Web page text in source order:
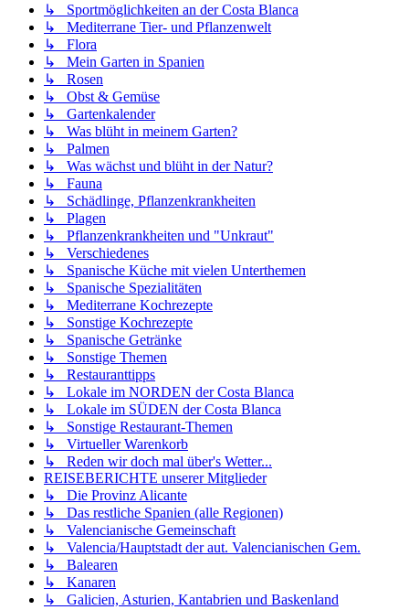
↳ Sportmöglichkeiten an der Costa Blanca
↳ Mediterrane Tier- und Pflanzenwelt
↳ Flora
↳ Mein Garten in Spanien
↳ Rosen
↳ Obst & Gemüse
↳ Gartenkalender
↳ Was blüht in meinem Garten?
↳ Palmen
↳ Was wächst und blüht in der Natur?
↳ Fauna
↳ Schädlinge, Pflanzenkrankheiten
↳ Plagen
↳ Pflanzenkrankheiten und "Unkraut"
↳ Verschiedenes
↳ Spanische Küche mit vielen Unterthemen
↳ Spanische Spezialitäten
↳ Mediterrane Kochrezepte
↳ Sonstige Kochrezepte
↳ Spanische Getränke
↳ Sonstige Themen
↳ Restauranttipps
↳ Lokale im NORDEN der Costa Blanca
↳ Lokale im SÜDEN der Costa Blanca
↳ Sonstige Restaurant-Themen
↳ Virtueller Warenkorb
↳ Reden wir doch mal über's Wetter...
REISEBERICHTE unserer Mitglieder
↳ Die Provinz Alicante
↳ Das restliche Spanien (alle Regionen)
↳ Valencianische Gemeinschaft
↳ Valencia/Hauptstadt der aut. Valencianischen Gem.
↳ Balearen
↳ Kanaren
↳ Galicien, Asturien, Kantabrien und Baskenland